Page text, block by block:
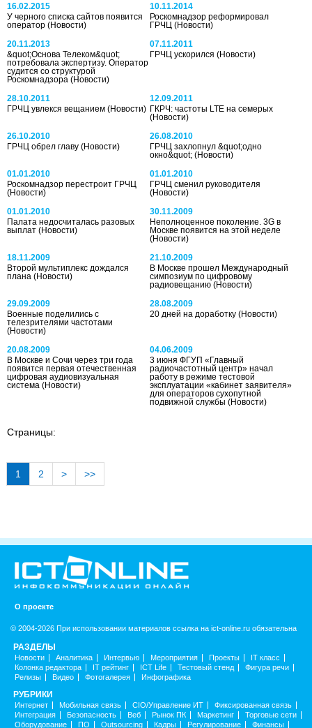
16.02.2015
У черного списка сайтов появится
оператор (Новости)
10.11.2014
Роскомнадзор реформировал
ГРЧЦ(Новости)
20.11.2013
&quot;Основа Телеком&quot;
потребовала экспертизу. Оператор
судится со структурой
Роскомнадзора (Новости)
07.11.2011
ГРЧЦ ускорился(Новости)
28.10.2011
ГРЧЦ увлекся вещанием (Новости)
12.09.2011
ГКРЧ: частоты LTE на семерых
(Новости)
26.10.2010
ГРЧЦ обрел главу (Новости)
26.08.2010
ГРЧЦ захлопнул &quot;одно
окно&quot;(Новости)
01.01.2010
Роскомнадзор перестроит ГРЧЦ
(Новости)
01.01.2010
ГРЧЦ сменил руководителя
(Новости)
01.01.2010
Палата недосчиталась разовых
выплат (Новости)
30.11.2009
Неполноценное поколение. 3G в
Москве появится на этой неделе
(Новости)
18.11.2009
Второй мультиплекс дождался
плана (Новости)
21.10.2009
В Москве прошел Международный
симпозиум по цифровому
радиовещанию(Новости)
29.09.2009
Военные поделились с
телезрителями частотами
(Новости)
28.08.2009
20 дней на доработку(Новости)
20.08.2009
В Москве и Сочи через три года
появится первая отечественная
цифровая аудиовизуальная
система (Новости)
04.06.2009
3 июня ФГУП «Главный
радиочастотный центр» начал
работу в режиме тестовой
эксплуатации «кабинет заявителя»
для операторов сухопутной
подвижной службы(Новости)
Страницы:
1 2 > >>
О проекте
© 2004-2026 При использовании материалов ссылка на ict-online.ru обязательна
РАЗДЕЛЫ
Новости Аналитика Интервью Мероприятия Проекты
IT класс
Колонка редактора
IT рейтинг ICT Life Тестовый стенд
Фигура речи
Релизы
Видео Фотогалерея Инфографика
РУБРИКИ
Интернет Мобильная связь CIO/Управление ИТ
Фиксированная связь
Интеграция
Безопасность Веб Рынок ПК Маркетинг
Торговые сети
Оборудование
ПО Outsourcing Кадры Регулирование Финансы